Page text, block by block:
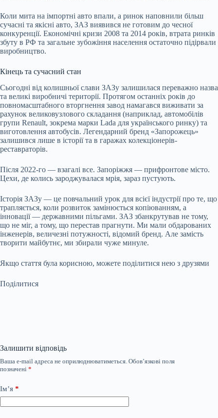
Коли мита на імпортні авто впали, а ринок наповнили більш
сучасні та якісні авто, ЗАЗ виявився не готовим до чесної
конкуренції. Економічні кризи 2008 та 2014 років, втрата ринків
збуту в РФ та загальне зубожіння населення остаточно підірвали
виробництво.
Кінець та сучасний стан
Сьогодні від колишньої слави ЗАЗу залишилася переважно назва
та великі виробничі території. Протягом останніх років до
повномасштабного вторгнення завод намагався виживати за
рахунок великовузлового складання (наприклад, автомобілів
групи Renault, зокрема марки Lada для українського ринку) та
виготовлення автобусів. Легендарний бренд «Запорожець»
залишився лише в історії та в гаражах колекціонерів-
реставраторів.
Після 2022-го — взагалі все. Запоріжжя — прифронтове місто.
Цехи, де колись зароджувалася мрія, зараз пустують.
Історія ЗАЗу — це повчальний урок для всієї індустрії про те, що
трапляється, коли розвиток замінюється копіюванням, а
інновації — державними пільгами. ЗАЗ збанкрутував не тому,
що не міг, а тому, що перестав прагнути. Ми мали обдарованих
інженерів, величезні потужності, відомий бренд. Але замість
творити майбутнє, ми збирали чуже минуле.
Якщо стаття була корисною, можете поділитися нею з друзями
Поділитися
Залишити відповідь
Ваша e-mail адреса не оприлюднюватиметься. Обов’язкові поля
позначені *
Ім’я *